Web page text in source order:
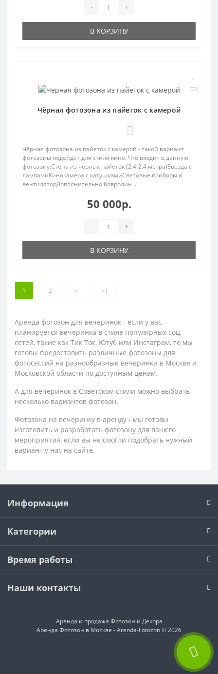
- +
В КОРЗИНУ
Чёрная фотозона из пайеток с камерой
Чёрная фотозона из пайеток с камерой - такой вариант
фотозоны подойдёт для стиля кино. Что входит в данную
фотозону:Стена из чёрных пайеток (2.4-2.4 метра)Звезда с
лампамиКинокамера с катушкамиСветовые приборы и
вентиляторДополнительно:Ковролин ..
50 000р.
- +
В КОРЗИНУ
1 2 > >|
Аренда фотозон для вечеринок - если у вас
планируется вечеринка в стиле популярных соц.
сетей, такие как Тик Ток, Ютуб или Инстаграм, то мы
готовы предоставить различные фотозоны для
фотосессий на разнообразные вечеринки в Москве и
Московской области по доступным ценам.
А для вечеринок в Советском стили можно выбрать
несколько вариантов фотозон.
Фотозона на вечеринку в аренду - мы готовы
изготовить и разработать фотозону для вашего
мероприятия, если вы не смогли подобрать нужный
вариант у нас на сайте.
Информация
Категории
Время работы
Наши контакты
Аренда и продажа Фотозон и Декора
Аренда Фотозон в Москве - Arenda-Fotozon © 2026